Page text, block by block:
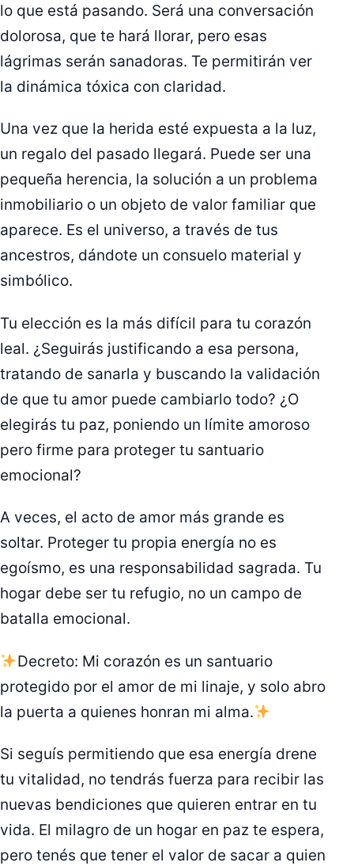
lo que está pasando. Será una conversación
dolorosa, que te hará llorar, pero esas
lágrimas serán sanadoras. Te permitirán ver
la dinámica tóxica con claridad.
Una vez que la herida esté expuesta a la luz,
un regalo del pasado llegará. Puede ser una
pequeña herencia, la solución a un problema
inmobiliario o un objeto de valor familiar que
aparece. Es el universo, a través de tus
ancestros, dándote un consuelo material y
simbólico.
Tu elección es la más difícil para tu corazón
leal. ¿Seguirás justificando a esa persona,
tratando de sanarla y buscando la validación
de que tu amor puede cambiarlo todo? ¿O
elegirás tu paz, poniendo un límite amoroso
pero firme para proteger tu santuario
emocional?
A veces, el acto de amor más grande es
soltar. Proteger tu propia energía no es
egoísmo, es una responsabilidad sagrada. Tu
hogar debe ser tu refugio, no un campo de
batalla emocional.
Decreto: Mi corazón es un santuario
protegido por el amor de mi linaje, y solo abro
la puerta a quienes honran mi alma.
Si seguís permitiendo que esa energía drene
tu vitalidad, no tendrás fuerza para recibir las
nuevas bendiciones que quieren entrar en tu
vida. El milagro de un hogar en paz te espera,
pero tenés que tener el valor de sacar a quien